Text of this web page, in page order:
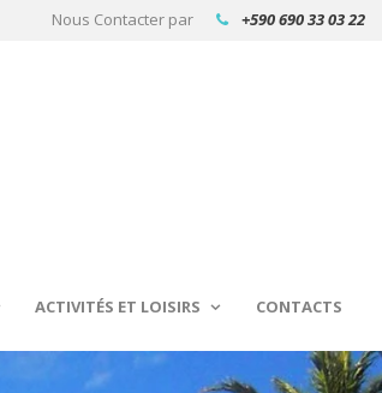
Nous Contacter par +590 690 33 03 22
ACTIVITÉS ET LOISIRS CONTACTS